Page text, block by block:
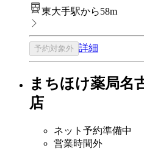
東大手駅から58m
予約対象外 詳細
まちほけ薬局名
店
ネット予約準備中
営業時間外